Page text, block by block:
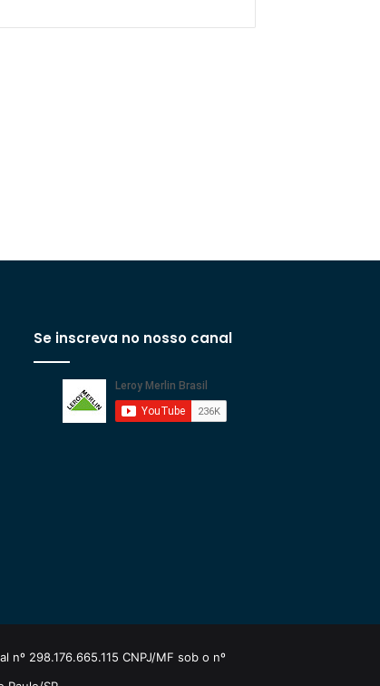
Se inscreva no nosso canal
298.176.665.115 CNPJ/MF sob o nº